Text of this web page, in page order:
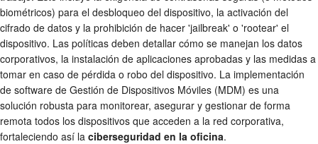
biométricos) para el desbloqueo del dispositivo, la activación del
cifrado de datos y la prohibición de hacer 'jailbreak' o 'rootear' el
dispositivo. Las políticas deben detallar cómo se manejan los datos
corporativos, la instalación de aplicaciones aprobadas y las medidas a
tomar en caso de pérdida o robo del dispositivo. La implementación
de software de Gestión de Dispositivos Móviles (MDM) es una
solución robusta para monitorear, asegurar y gestionar de forma
remota todos los dispositivos que acceden a la red corporativa,
fortaleciendo así la ciberseguridad en la oficina.